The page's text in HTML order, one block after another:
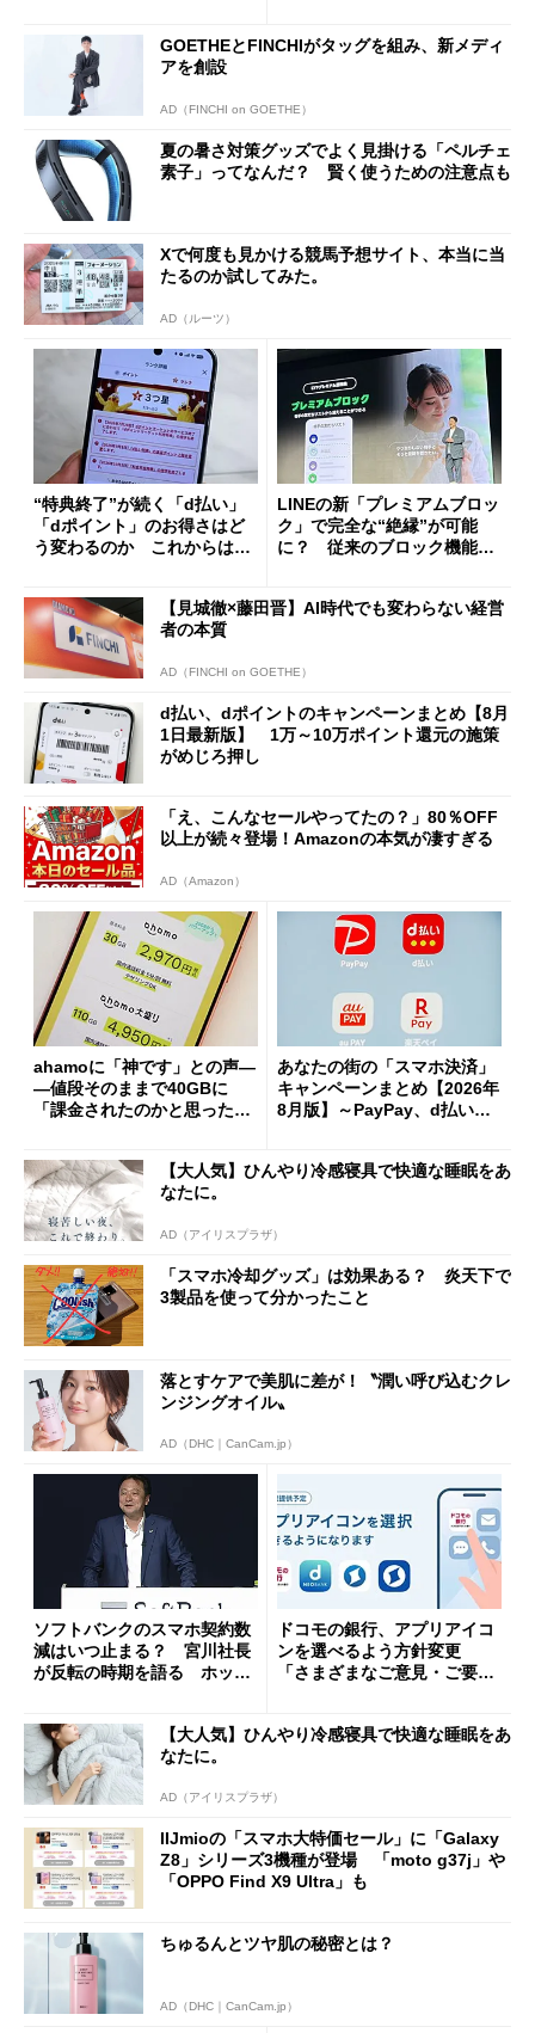
GOETHEとFINCHIがタッグを組み、新メディ
アを創設
AD（FINCHI on GOETHE）
夏の暑さ対策グッズでよく見掛ける「ペルチェ
素子」ってなんだ？ 賢く使うための注意点も
Xで何度も見かける競馬予想サイト、本当に当
たるのか試してみた。
AD（ルーツ）
“特典終了”が続く「d払い」
「dポイント」のお得さはど
う変わるのか これからは
LINEの新「プレミアムブロッ
ク」で完全な“絶縁”が可能
に？ 従来のブロック機能と
【見城徹×藤田晋】AI時代でも変わらない経営
者の本質
AD（FINCHI on GOETHE）
d払い、dポイントのキャンペーンまとめ【8月
1日最新版】 1万～10万ポイント還元の施策
がめじろ押し
「え、こんなセールやってたの？」80％OFF
以上が続々登場！Amazonの本気が凄すぎる
AD（Amazon）
ahamoに「神です」との声―
―値段そのままで40GBに
「課金されたのかと思った」
あなたの街の「スマホ決済」
キャンペーンまとめ【2026年
8月版】～PayPay、d払い、a
【大人気】ひんやり冷感寝具で快適な睡眠をあ
なたに。
AD（アイリスプラザ）
「スマホ冷却グッズ」は効果ある？ 炎天下で
3製品を使って分かったこと
落とすケアで美肌に差が！〝潤い呼び込むクレ
ンジングオイル〟
AD（DHC｜CanCam.jp）
ソフトバンクのスマホ契約数
減はいつ止まる？ 宮川社長
が反転の時期を語る ホッピ
ドコモの銀行、アプリアイコ
ンを選べるよう方針変更
「さまざまなご意見・ご要望
【大人気】ひんやり冷感寝具で快適な睡眠をあ
なたに。
AD（アイリスプラザ）
IIJmioの「スマホ大特価セール」に「Galaxy
Z8」シリーズ3機種が登場 「moto g37j」や
「OPPO Find X9 Ultra」も
ちゅるんとツヤ肌の秘密とは？
AD（DHC｜CanCam.jp）